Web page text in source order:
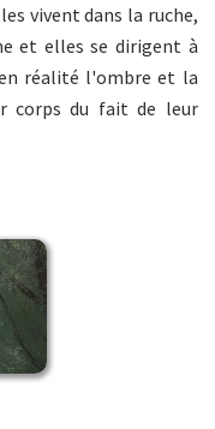
vivent dans la ruche,
et elles se dirigent à
réalité l'ombre et la
corps du fait de leur